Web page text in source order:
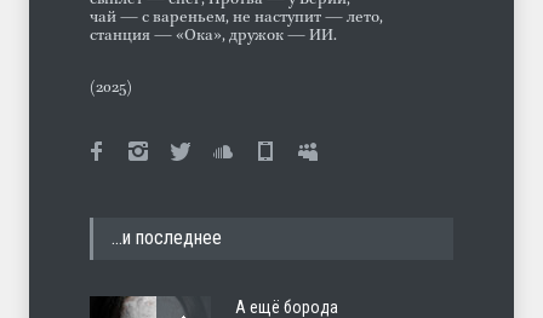
чай — с вареньем, не наступит — лето,
станция — «Ока», дружок — ИИ.
(2025)
…и последнее
А ещё борода